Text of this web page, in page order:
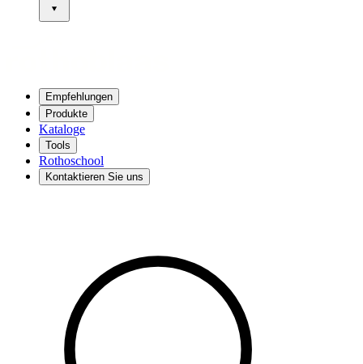
Empfehlungen
Produkte
Kataloge
Tools
Rothoschool
Kontaktieren Sie uns